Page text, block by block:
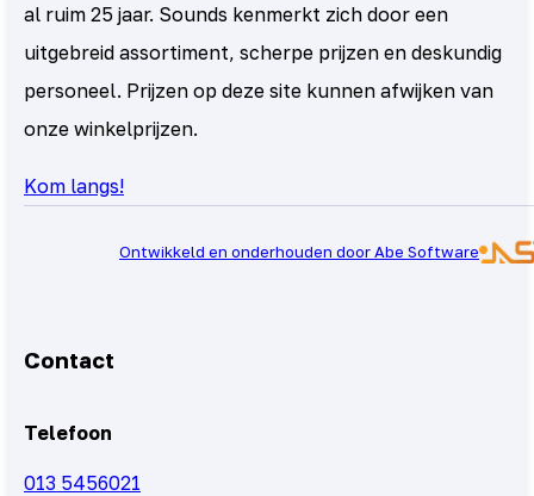
al ruim 25 jaar. Sounds kenmerkt zich door een
uitgebreid assortiment, scherpe prijzen en deskundig
personeel. Prijzen op deze site kunnen afwijken van
onze winkelprijzen.
Kom langs!
Ontwikkeld en onderhouden door Abe Software
Contact
Telefoon
013 5456021